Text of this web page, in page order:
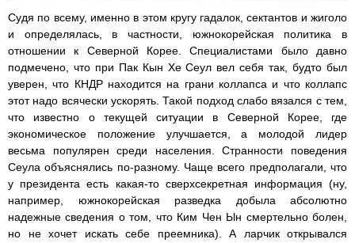
Судя по всему, именно в этом кругу гадалок, сектантов и жиголо
и определялась, в частности, южнокорейская политика в
отношении к Северной Корее. Специалистами было давно
подмечено, что при Пак Кын Хе Сеул вел себя так, будто был
уверен, что КНДР находится на грани коллапса и что коллапс
этот надо всячески ускорять. Такой подход слабо вязался с тем,
что известно о текущей ситуации в Северной Корее, где
экономическое положение улучшается, а молодой лидер
весьма популярен среди населения. Странности поведения
Сеула объяснялись по-разному. Чаще всего предполагали, что
у президента есть какая-то сверхсекретная информация (ну,
например, южнокорейская разведка добыла абсолютно
надежные сведения о том, что Ким Чен Ын смертельно болен,
но не хочет искать себе преемника). А ларчик открывался